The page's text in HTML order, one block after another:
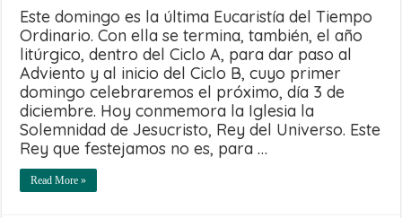
Este domingo es la última Eucaristía del Tiempo
Ordinario. Con ella se termina, también, el año
litúrgico, dentro del Ciclo A, para dar paso al
Adviento y al inicio del Ciclo B, cuyo primer
domingo celebraremos el próximo, día 3 de
diciembre. Hoy conmemora la Iglesia la
Solemnidad de Jesucristo, Rey del Universo. Este
Rey que festejamos no es, para …
Read More »